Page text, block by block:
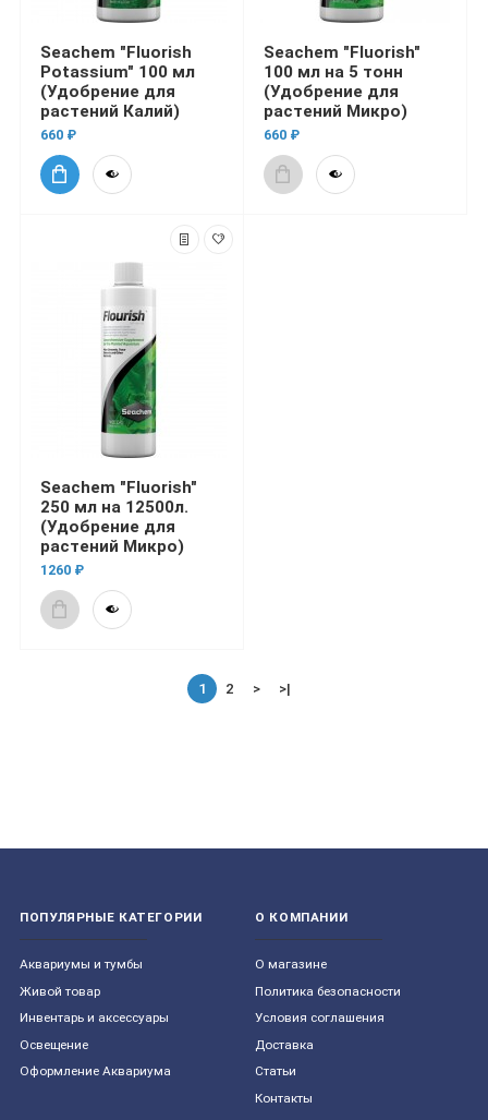
Seachem "Fluorish
Potassium" 100 мл
(Удобрение для
растений Калий)
660 ₽
Seachem "Fluorish"
100 мл на 5 тонн
(Удобрение для
растений Микро)
660 ₽
Seachem "Fluorish"
250 мл на 12500л.
(Удобрение для
растений Микро)
1260 ₽
1 2 > >|
ПОПУЛЯРНЫЕ КАТЕГОРИИ
Aквариумы и тумбы
Живой товар
Инвентарь и аксессуары
Освещение
Оформление Аквариума
О КОМПАНИИ
О магазине
Политика безопасности
Условия соглашения
Доставка
Статьи
Контакты